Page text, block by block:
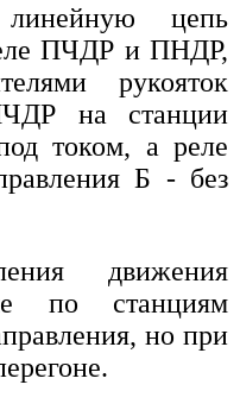
цепь
ПЧДР и ПНДР,
рукояток
на станции
током, а реле
Б - без
движения
по станциям
но при